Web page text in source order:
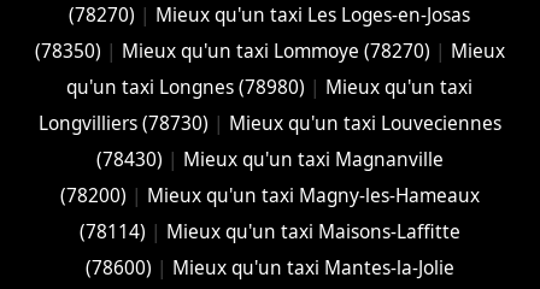
(78270) | Mieux qu'un taxi Les Loges-en-Josas
(78350) | Mieux qu'un taxi Lommoye (78270) | Mieux
qu'un taxi Longnes (78980) | Mieux qu'un taxi
Longvilliers (78730) | Mieux qu'un taxi Louveciennes
(78430) | Mieux qu'un taxi Magnanville
(78200) | Mieux qu'un taxi Magny-les-Hameaux
(78114) | Mieux qu'un taxi Maisons-Laffitte
(78600) | Mieux qu'un taxi Mantes-la-Jolie